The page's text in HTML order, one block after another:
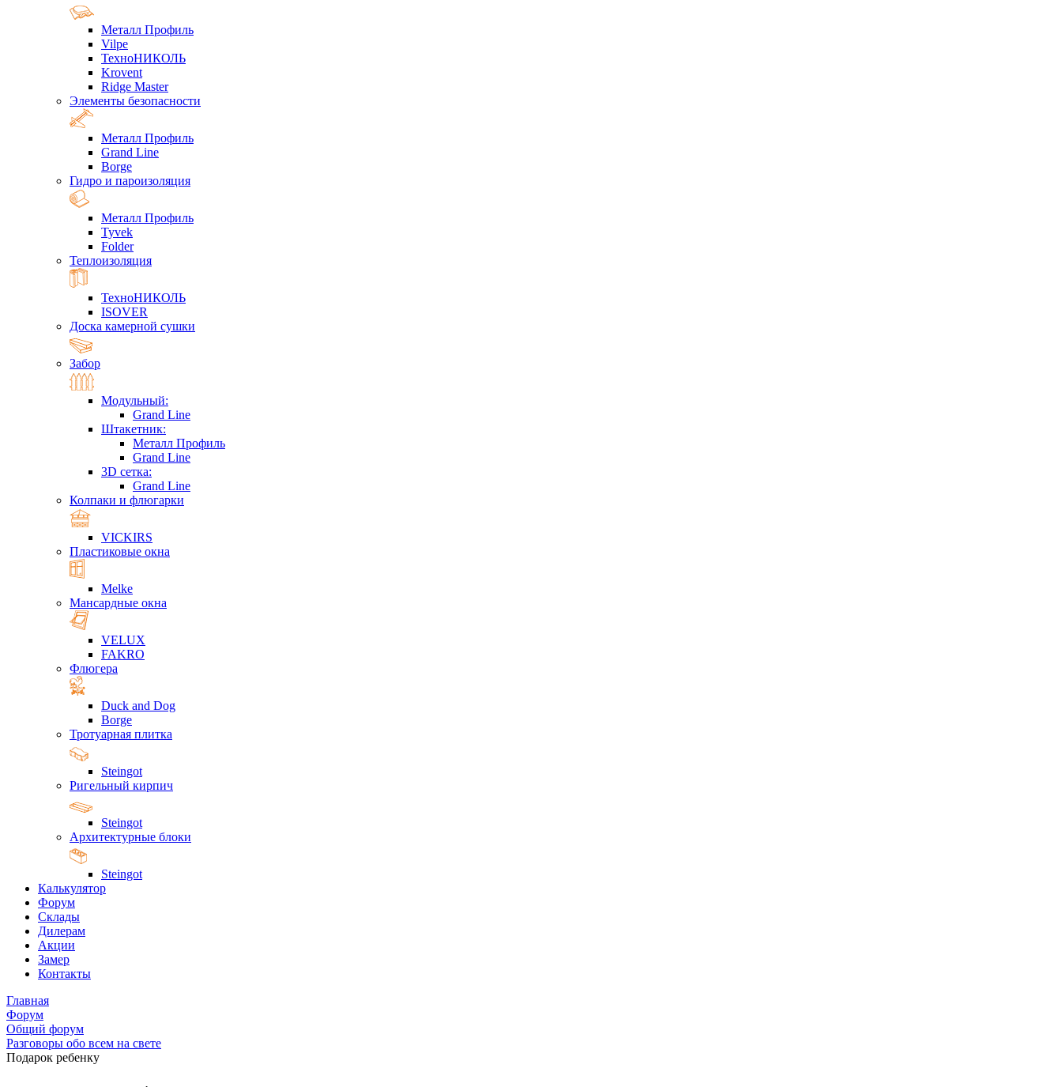
Металл Профиль
Vilpe
ТехноНИКОЛЬ
Krovent
Ridge Master
Элементы безопасности
Металл Профиль
Grand Line
Borge
Гидро и пароизоляция
Металл Профиль
Tyvek
Folder
Теплоизоляция
ТехноНИКОЛЬ
ISOVER
Доска камерной сушки
Забор
Модульный:
Grand Line
Штакетник:
Металл Профиль
Grand Line
3D сетка:
Grand Line
Колпаки и флюгарки
VICKIRS
Пластиковые окна
Melke
Мансардные окна
VELUX
FAKRO
Флюгера
Duck and Dog
Borge
Тротуарная плитка
Steingot
Ригельный кирпич
Steingot
Архитектурные блоки
Steingot
Калькулятор
Форум
Склады
Дилерам
Акции
Замер
Контакты
Главная
Форум
Общий форум
Разговоры обо всем на свете
Подарок ребенку